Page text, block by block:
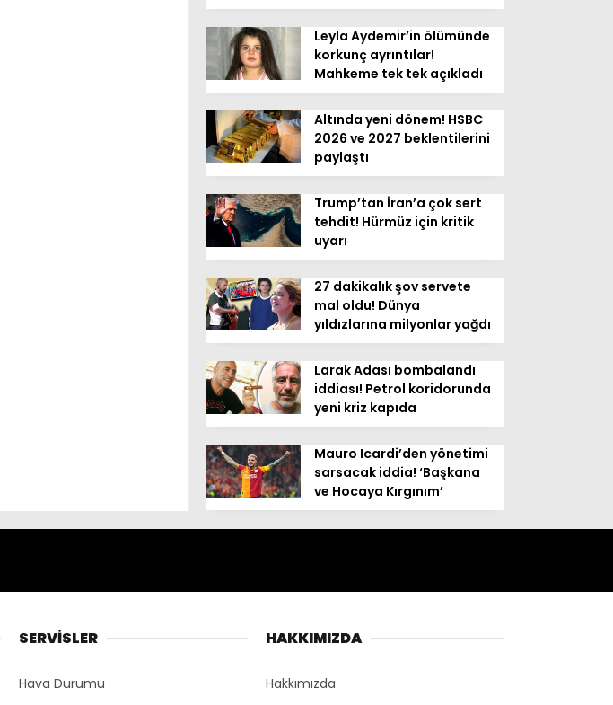
Leyla Aydemir’in ölümünde
korkunç ayrıntılar!
Mahkeme tek tek açıkladı
Altında yeni dönem! HSBC
2026 ve 2027 beklentilerini
paylaştı
Trump’tan İran’a çok sert
tehdit! Hürmüz için kritik
uyarı
27 dakikalık şov servete
mal oldu! Dünya
yıldızlarına milyonlar yağdı
Larak Adası bombalandı
iddiası! Petrol koridorunda
yeni kriz kapıda
Mauro Icardi’den yönetimi
sarsacak iddia! ‘Başkana
ve Hocaya Kırgınım’
SERVİSLER
Hava Durumu
HAKKIMIZDA
Hakkımızda